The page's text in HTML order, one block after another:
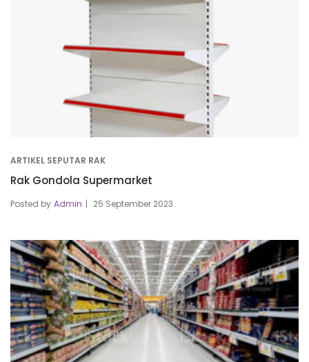
ARTIKEL SEPUTAR RAK
Rak Gondola Supermarket
Posted by Admin 25 September 2023